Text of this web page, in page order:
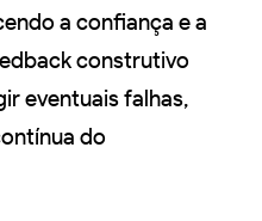
a confiança e a
construtivo
eventuais falhas,
do